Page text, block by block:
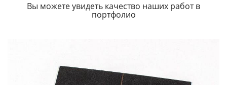
Вы можете увидеть качество наших работ в
портфолио